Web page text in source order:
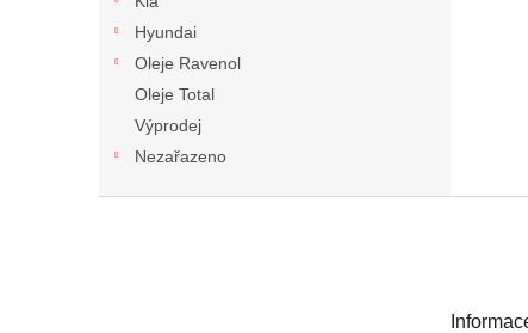
Hyundai
Oleje Ravenol
Oleje Total
Výprodej
Nezařazeno